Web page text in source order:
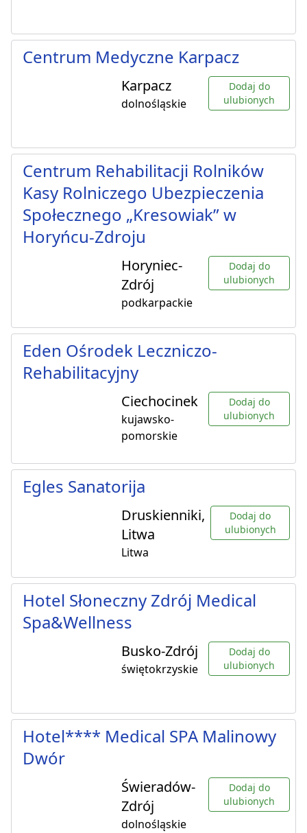
Centrum Medyczne Karpacz
Karpacz
dolnośląskie
Dodaj do
ulubionych
Centrum Rehabilitacji Rolników
Kasy Rolniczego Ubezpieczenia
Społecznego „Kresowiak” w
Horyńcu-Zdroju
Horyniec-
Zdrój
podkarpackie
Dodaj do
ulubionych
Eden Ośrodek Leczniczo-
Rehabilitacyjny
Ciechocinek
kujawsko-
pomorskie
Dodaj do
ulubionych
Egles Sanatorija
Druskienniki,
Litwa
Litwa
Dodaj do
ulubionych
Hotel Słoneczny Zdrój Medical
Spa&Wellness
Busko-Zdrój
świętokrzyskie
Dodaj do
ulubionych
Hotel**** Medical SPA Malinowy
Dwór
Świeradów-
Zdrój
dolnośląskie
Dodaj do
ulubionych